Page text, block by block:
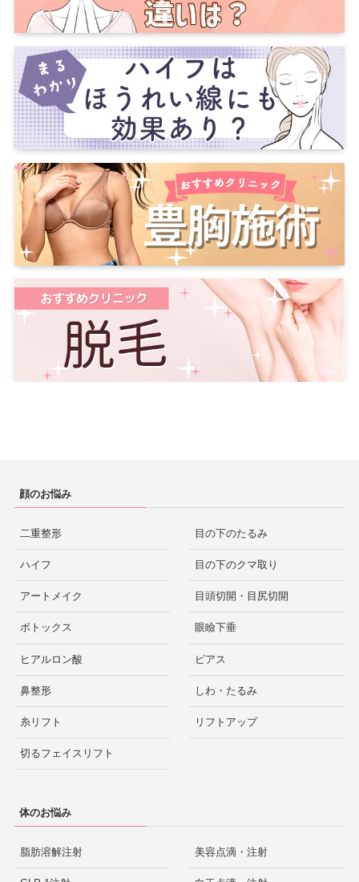
顔のお悩み
二重整形
ハイフ
アートメイク
ボトックス
ヒアルロン酸
鼻整形
糸リフト
切るフェイスリフト
目の下のたるみ
目の下のクマ取り
目頭切開・目尻切開
眼瞼下垂
ピアス
しわ・たるみ
リフトアップ
体のお悩み
脂肪溶解注射 美容点滴・注射